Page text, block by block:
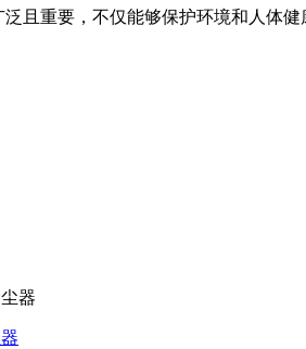
且重要，不仅能够保护环境和人体